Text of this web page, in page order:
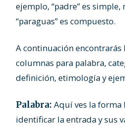
ejemplo, “padre” es
“paraguas” es compuesto.
A continuación encontrarás
columnas para palabra,
definición, etimología y
Palabra: Aquí ves la forma
identificar la entrada y sus